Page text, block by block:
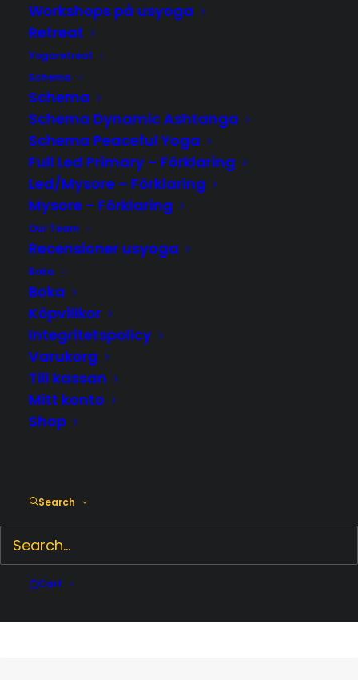
Workshops på usyoga
Retreat
Yogaretreat
Schema
Schema
Schema Dynamic Ashtanga
Schema Peaceful Yoga
Full Led Primary – Förklaring
Led/Mysore – Förklaring
Mysore – Förklaring
Our Team
Recensioner usyoga
Boka
Boka
Köpvillkor
Integritetspolicy
Varukorg
Till kassan
Mitt konto
Shop
Search
Cart
Tid
2025-12-27-2026-01-10
KALENDER
ADD COMMENT
Namn*